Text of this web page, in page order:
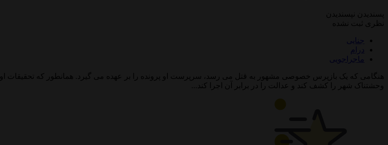
پسندیدن
نپسندیدن
نظری ثبت نشده
جنایی
درام
ماجراجویی
هنگامی که یک بازپرس خصوصی مشهور به قتل می رسد، سرپرست او پرونده را بر عهده می گیرد. همانطور که تحقیقات او
وحشتناک شهر را کشف کند و عدالت را در برابر آن اجرا کند...